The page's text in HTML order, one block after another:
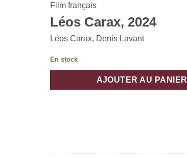
Film français
Léos Carax, 2024
Léos Carax, Denis Lavant
En stock
AJOUTER AU PANIER